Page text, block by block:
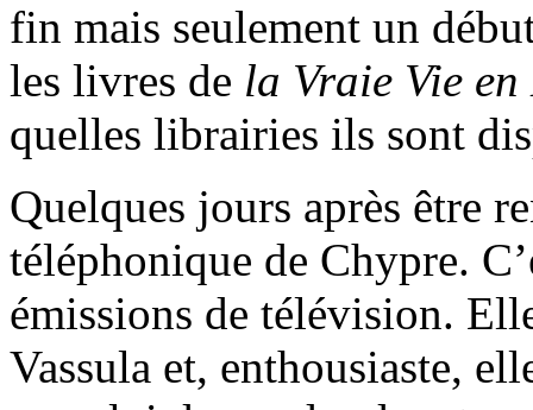
fin mais seulement un
les livres de la Vraie Vie
quelles librairies ils sont
Quelques jours après être
téléphonique de Chypre.
émissions de télévision.
Vassula et, enthousiaste,